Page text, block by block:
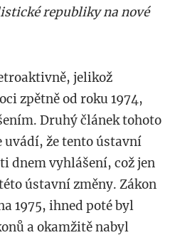
republiky na nové
jelikož
zpětně od roku 1974,
Druhý článek tohoto
uvádí, že tento ústavní
dnem vyhlášení, což jen
ústavní změny. Zákon
1975, ihned poté byl
a okamžitě nabyl